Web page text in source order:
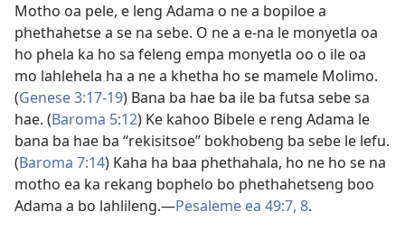
Motho oa pele, e leng Adama o ne a bopiloe a
phethahetse a se na sebe. O ne a e-na le monyetla oa
ho phela ka ho sa feleng empa monyetla oo o ile oa
mo lahlehela ha a ne a khetha ho se mamele Molimo.
(Genese 3:​17-​19) Bana ba hae ba ile ba futsa sebe sa
hae. (Baroma 5:​12) Ke kahoo Bibele e reng Adama le
bana ba hae ba “rekisitsoe” bokhobeng ba sebe le lefu.
(Baroma 7:​14) Kaha ha baa phethahala, ho ne ho se na
motho ea ka rekang bophelo bo phethahetseng boo
Adama a bo lahlileng.​—Pesaleme ea 49:​7, 8.